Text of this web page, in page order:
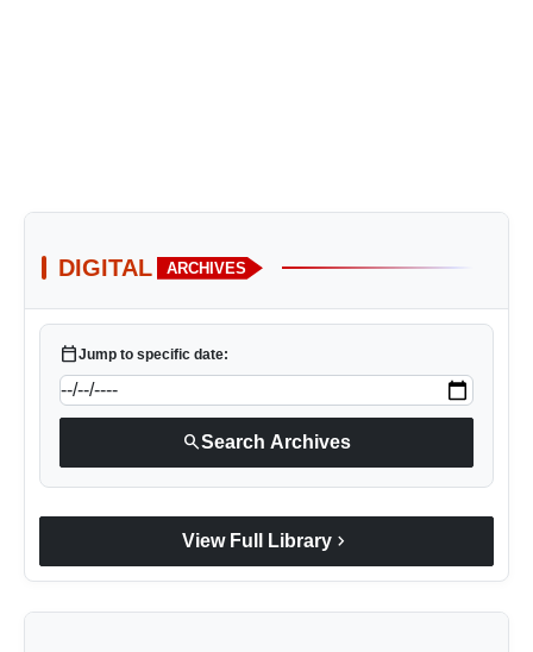
DIGITAL ARCHIVES
calendar_todayJump to specific date:
searchSearch Archives
View Full Library chevron_right